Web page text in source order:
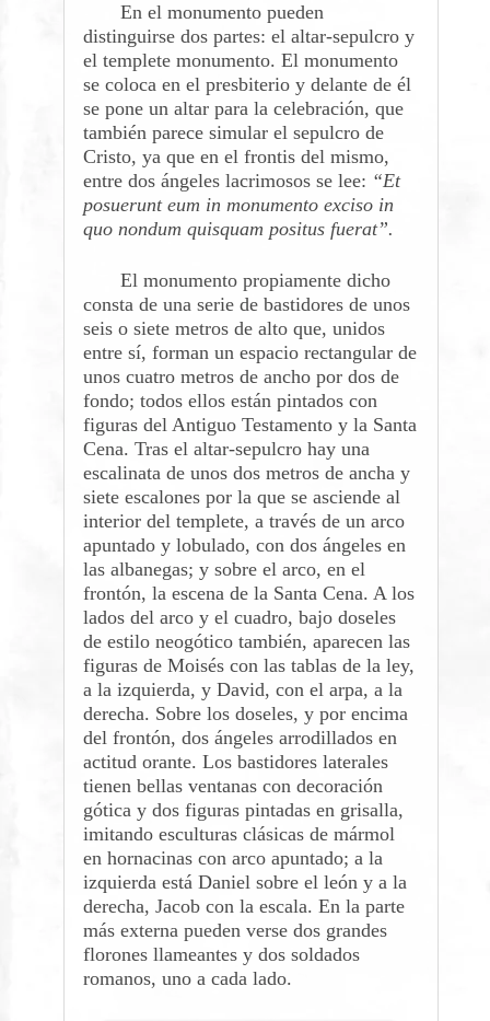
En el monumento pueden
distinguirse dos partes: el altar-sepulcro y
el templete monumento. El monumento
se coloca en el presbiterio y delante de él
se pone un altar para la celebración, que
también parece simular el sepulcro de
Cristo, ya que en el frontis del mismo,
entre dos ángeles lacrimosos se lee: “Et
posuerunt eum in monumento exciso in
quo nondum quisquam positus fuerat”.
El monumento propiamente dicho
consta de una serie de bastidores de unos
seis o siete metros de alto que, unidos
entre sí, forman un espacio rectangular de
unos cuatro metros de ancho por dos de
fondo; todos ellos están pintados con
figuras del Antiguo Testamento y la Santa
Cena. Tras el altar-sepulcro hay una
escalinata de unos dos metros de ancha y
siete escalones por la que se asciende al
interior del templete, a través de un arco
apuntado y lobulado, con dos ángeles en
las albanegas; y sobre el arco, en el
frontón, la escena de la Santa Cena. A los
lados del arco y el cuadro, bajo doseles
de estilo neogótico también, aparecen las
figuras de Moisés con las tablas de la ley,
a la izquierda, y David, con el arpa, a la
derecha. Sobre los doseles, y por encima
del frontón, dos ángeles arrodillados en
actitud orante. Los bastidores laterales
tienen bellas ventanas con decoración
gótica y dos figuras pintadas en grisalla,
imitando esculturas clásicas de mármol
en hornacinas con arco apuntado; a la
izquierda está Daniel sobre el león y a la
derecha, Jacob con la escala. En la parte
más externa pueden verse dos grandes
florones llameantes y dos soldados
romanos, uno a cada lado.